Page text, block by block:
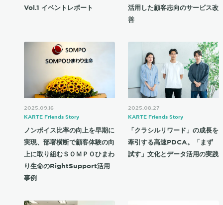
Vol.1 イベントレポート
活用した顧客志向のサービス改
善
2025.09.16
KARTE Friends Story
ノンボイス比率の向上を早期に
実現、部署横断で顧客体験の向
上に取り組むＳＯＭＰＯひまわ
り生命のRightSupport活用
事例
2025.08.27
KARTE Friends Story
「クラシルリワード」の成長を
牽引する高速PDCA。「まず
試す」文化とデータ活用の実践